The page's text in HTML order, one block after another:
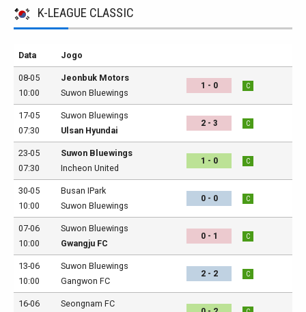
K-LEAGUE CLASSIC
Data Jogo
08-05
10:00
Jeonbuk Motors
Suwon Bluewings
1 - 0 C
17-05
07:30
Suwon Bluewings
Ulsan Hyundai
2 - 3 C
23-05
07:30
Suwon Bluewings
Incheon United
1 - 0 C
30-05
10:00
Busan IPark
Suwon Bluewings
0 - 0 C
07-06
10:00
Suwon Bluewings
Gwangju FC
0 - 1 C
13-06
10:00
Suwon Bluewings
Gangwon FC
2 - 2 C
16-06
Seongnam FC